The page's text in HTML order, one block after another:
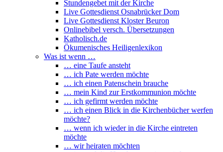
Stundengebet mit der Kirche
Live Gottesdienst Osnabrücker Dom
Live Gottesdienst Kloster Beuron
Onlinebibel versch. Übersetzungen
Katholisch.de
Ökumenisches Heiligenlexikon
Was ist wenn …
… eine Taufe ansteht
… ich Pate werden möchte
… ich einen Patenschein brauche
… mein Kind zur Erstkommunion möchte
… ich gefirmt werden möchte
… ich einen Blick in die Kirchenbücher werfen
möchte?
… wenn ich wieder in die Kirche eintreten
möchte
… wir heiraten möchten